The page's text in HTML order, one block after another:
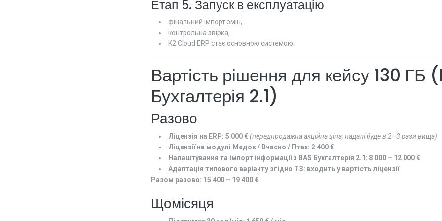
Етап 5. Запуск в експлуатацію
фінальний імпорт змін,
контрольна звірка,
K2 Cloud ERP стає основною системою.
Вартість рішення для кейсу 130 ГБ
Бухгалтерія 2.1)
Разово
Ліцензія на ERP: 5 000 €(передпродажна акційна ціна; надалі буде в 2–3 рази вища)
Ліцензії на модулі Медок / Вчасно / Птах: 2 400 €
Налаштування та імпорт інформації з BAS Бухгалтерія 2.1: 8 000 – 12 000 €
Адаптація типового варіанту згідно ТЗ: входить у вартість ліцензії
Разом разово: 15 400 – 19 400 €
Щомісяця